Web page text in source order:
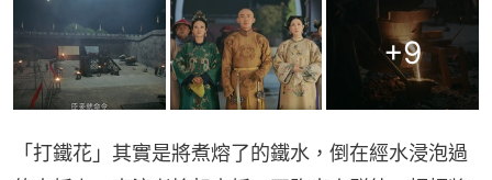
+9
「打鐵花」其實是將煮熔了的鐵水，倒在經水浸泡過